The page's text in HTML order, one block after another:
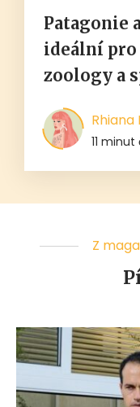
Patagonie
ideální
zoology a
Rhiana
11
Z